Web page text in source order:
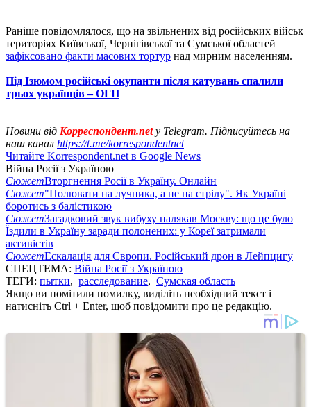
Раніше повідомлялося, що на звільнених від російських військ
територіях Київської, Чернігівської та Сумської областей
зафіксовано факти масових тортур над мирним населенням.
Під Ізюмом російські окупанти після катувань спалили
трьох українців – ОГП
Новини від Корреспондент.netу Telegram. Підписуйтесь на
наш канал https://t.me/korrespondentnet
Читайте Korrespondent.net в Google News
Війна Росії з Україною
СюжетВторгнення Росії в Україну. Онлайн
Сюжет"Полювати на лучника, а не на стрілу". Як Україні
боротись з балістикою
СюжетЗагадковий звук вибуху налякав Москву: що це було
Їздили в Україну заради полонених: у Кореї затримали
активістів
СюжетЕскалація для Європи. Російський дрон в Лейпцигу
СПЕЦТЕМА: Війна Росії з Україною
ТЕГИ: пытки, расследование, Сумская область
Якщо ви помітили помилку, виділіть необхідний текст і
натисніть Ctrl + Enter, щоб повідомити про це редакцію.